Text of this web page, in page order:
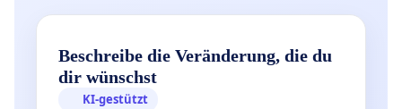
Es handelt sich darüber hinaus um ambitionierte
Amateursportler mit einem erhöhten Aufwand von
dreimal Training plus Spiel pro Woche, für die
Beschreibe die Veränderung, die du
dir wünschst
KI-gestützt